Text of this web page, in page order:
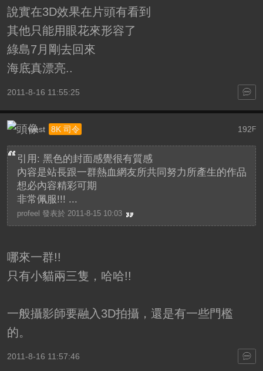
說實在3D效果在片頭有看到
其他只能用眼花來形容了
綠島7月剛去回來
海底真漂亮..
2011-8-16 11:55:25
192 F
west 8K 司令
引用: 黑色的封面感覺很有質感
內容是站長跟一群熱血網友所共同努力所產生的作品
想必內容精彩可期
非常佩服!!! ...
profeel 發表於 2011-8-15 10:03
哪來一群!!
只有小貓兩三隻，哈哈!!
一般攝影師要融入3D拍攝，還是有一些門檻
的。
2011-8-16 11:57:46